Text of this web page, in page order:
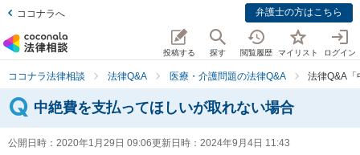
ココナラへ 弁護士の方はこちら
投稿する 探す 閲覧履歴 マイリスト ログイン
ココナラ法律相談 法律Q&A 医療・介護問題の法律Q&A 法律Q&A「
中絶費を支払ってほしいが取れない場合
公開日時： 2020年1月29日 09:06更新日時： 2024年9月4日 11:43